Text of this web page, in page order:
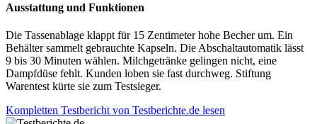
Ausstattung und Funktionen
Die Tassenablage klappt für 15 Zentimeter hohe Becher um. Ein
Behälter sammelt gebrauchte Kapseln. Die Abschaltautomatik lässt
9 bis 30 Minuten wählen. Milchgetränke gelingen nicht, eine
Dampfdüse fehlt. Kunden loben sie fast durchweg. Stiftung
Warentest kürte sie zum Testsieger.
Kompletten Testbericht von Testberichte.de lesen